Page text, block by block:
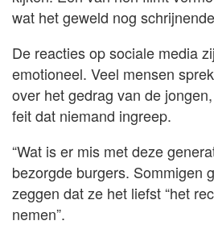
wat het geweld nog
De reacties op sociale media
emotioneel. Veel mensen
over het gedrag van de
feit dat niemand ingreep.
“Wat is er mis met deze
bezorgde burgers. Sommigen
zeggen dat ze het liefst “het
nemen”.